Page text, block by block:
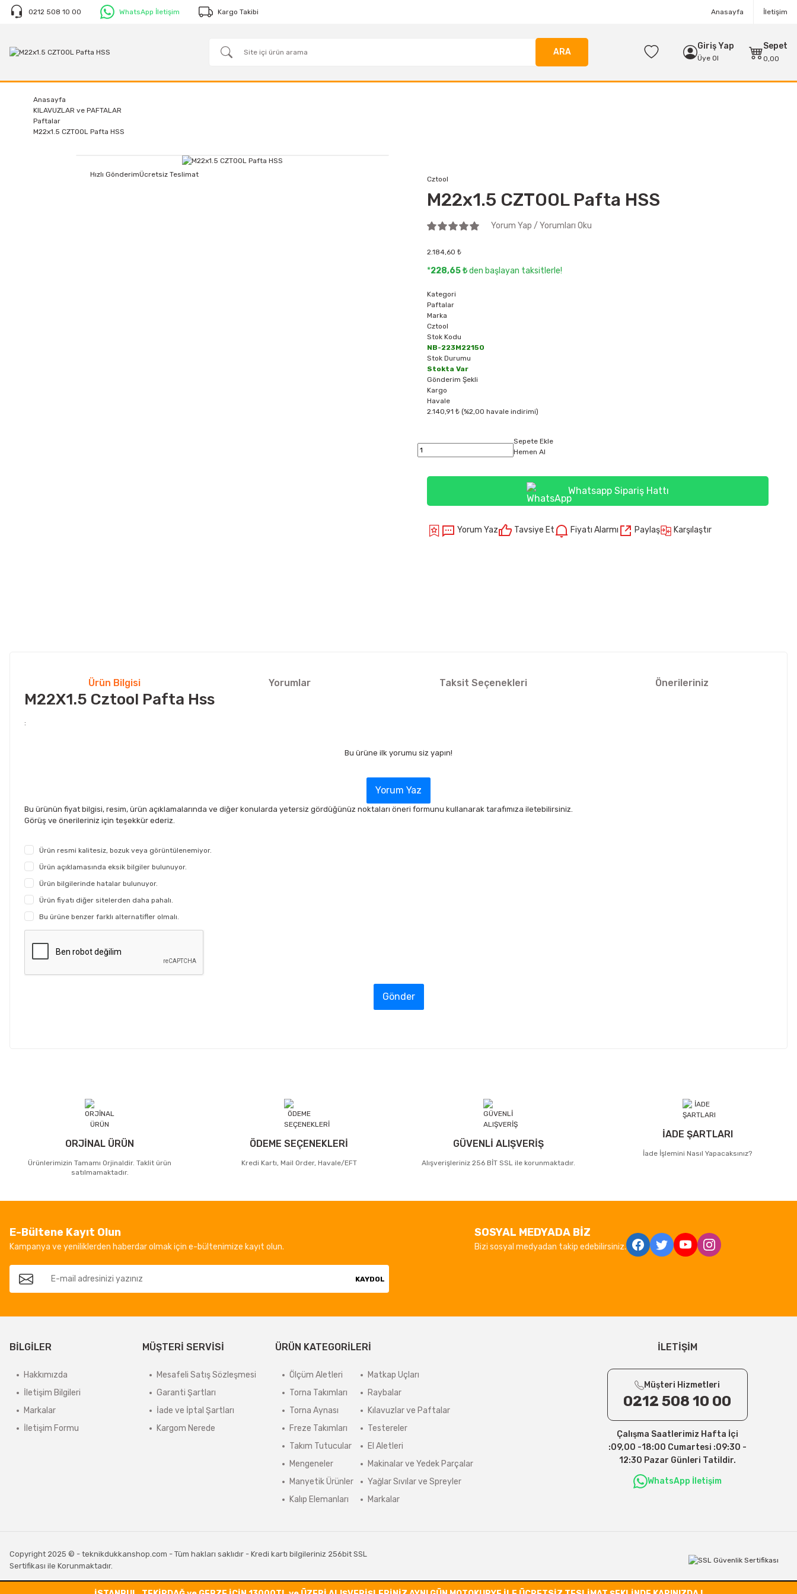
0212 508 10 00 WhatsApp İletişim Kargo Takibi Anasayfa İletişim
ARA
Giriş Yap
Üye Ol
Sepet
0,00
Anasayfa
KILAVUZLAR ve PAFTALAR
Paftalar
M22x1.5 CZTOOL Pafta HSS
Hızlı GönderimÜcretsiz Teslimat
Cztool
M22x1.5 CZTOOL Pafta HSS
Yorum Yap / Yorumları Oku
2.184,60 ₺
*228,65 ₺den başlayan taksitlerle!
Kategori
Paftalar
Marka
Cztool
Stok Kodu
NB-223M22150
Stok Durumu
Stokta Var
Gönderim Şekli
Kargo
Havale
2.140,91 ₺ (%2,00 havale indirimi)
Sepete Ekle
Hemen Al
Whatsapp Sipariş Hattı
Yorum Yaz Tavsiye Et Fiyatı Alarmı Paylaş Karşılaştır
Ürün Bilgisi Yorumlar Taksit Seçenekleri Önerileriniz
M22X1.5 Cztool Pafta Hss
:
Bu ürüne ilk yorumu siz yapın!
Yorum Yaz
Bu ürünün fiyat bilgisi, resim, ürün açıklamalarında ve diğer konularda yetersiz gördüğünüz noktaları öneri formunu kullanarak tarafımıza iletebilirsiniz.
Görüş ve önerileriniz için teşekkür ederiz.
Ürün resmi kalitesiz, bozuk veya görüntülenemiyor.
Ürün açıklamasında eksik bilgiler bulunuyor.
Ürün bilgilerinde hatalar bulunuyor.
Ürün fiyatı diğer sitelerden daha pahalı.
Bu ürüne benzer farklı alternatifler olmalı.
Gönder
ORJİNAL ÜRÜN
Ürünlerimizin Tamamı Orjinaldir. Taklit ürün
satılmamaktadır.
ÖDEME SEÇENEKLERİ
Kredi Kartı, Mail Order, Havale/EFT
GÜVENLİ ALIŞVERİŞ
Alışverişleriniz 256 BİT SSL ile korunmaktadır.
İADE ŞARTLARI
İade İşlemini Nasıl Yapacaksınız?
E-Bültene Kayıt Olun
Kampanya ve yeniliklerden haberdar olmak için e-bültenimize kayıt olun.
KAYDOL
SOSYAL MEDYADA BİZ
Bizi sosyal medyadan takip edebilirsiniz.
BİLGİLER
Hakkımızda
İletişim Bilgileri
Markalar
İletişim Formu
MÜŞTERİ SERVİSİ
Mesafeli Satış Sözleşmesi
Garanti Şartları
İade ve İptal Şartları
Kargom Nerede
ÜRÜN KATEGORİLERİ
Ölçüm Aletleri
Torna Takımları
Torna Aynası
Freze Takımları
Takım Tutucular
Mengeneler
Manyetik Ürünler
Kalıp Elemanları
Matkap Uçları
Raybalar
Kılavuzlar ve Paftalar
Testereler
El Aletleri
Makinalar ve Yedek Parçalar
Yağlar Sıvılar ve Spreyler
Markalar
İLETİŞİM
Müşteri Hizmetleri
0212 508 10 00
Çalışma Saatlerimiz Hafta İçi
:09,00 -18:00 Cumartesi :09:30 -
12:30 Pazar Günleri Tatildir.
WhatsApp İletişim
Copyright 2025 © - teknikdukkanshop.com - Tüm hakları saklıdır - Kredi kartı bilgileriniz 256bit SSL
Sertifikası ile Korunmaktadır.